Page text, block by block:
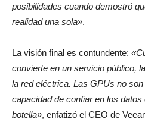
posibilidades cuando demostró
realidad una sola».
La visión final es contundente:
convierte en un servicio público,
la red eléctrica. Las GPUs no
capacidad de confiar en los
botella», enfatizó el CEO de